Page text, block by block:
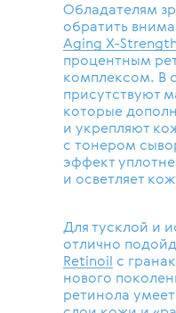
Обладателям
обратить
Aging X-
процентным
комплексом. В
присутствуют
которые
и укрепляют
с тонером
эффект
и осветляет
Для тусклой и
отлично
Retinoil
с
нового
ретинола